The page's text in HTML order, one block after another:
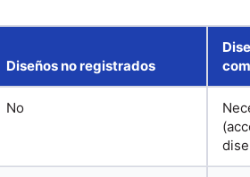
Diseños no registrados
No